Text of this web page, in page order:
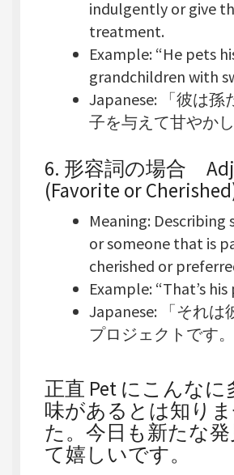
indulgently or give
treatment.
Example: “He pets
grandchildren with
Japanese: 「彼は孫
子を与えて甘やかし
6. 形容詞の場合
(Favorite or
Meaning: Describing
or someone that is
cherished or
Example: “That’s
Japanese: 「それは
プロジェクトです。
正直 Pet にこんなに
味があるとは知り
た。今日も新たな
て嬉しいです。